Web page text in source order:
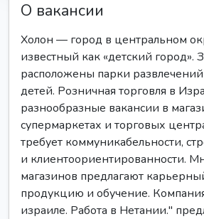
О вакансии
Холон — город в центральном
известный как «детский город».
расположены парки
детей. Розничная торговля в
разнообразные вакансии в
супермаркетах и торговых
требует коммуникабельности,
и клиентоориентированности.
магазинов предлагают
продукцию и обучение.
израиле. Работа в Нетании."